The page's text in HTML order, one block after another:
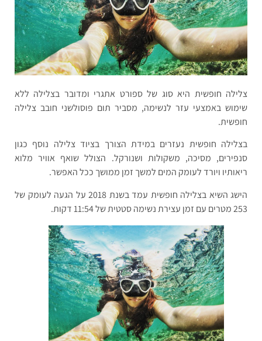
צלילה חופשית היא סוג של ספורט אתגרי ומדובר בצלילה ללא
שימוש באמצעי עזר לנשימה, מסביר תום פוסולשני חובב צלילה
חופשית.
בצלילה חופשית נעזרים במידת הצורך בציוד צלילה נוסף כגון
סנפירים, מסיכה, משקולות ושנורקל. הצולל שואף אוויר מלוא
ריאותיו ויורד לעומק המים למשך זמן ממושך ככל האפשר.
הישג השיא בצלילה חופשית עמד בשנת 2018 על הגעה לעומק של
253 מטרים עם זמן עצירת נשימה סטטית של 11:54 דקות.